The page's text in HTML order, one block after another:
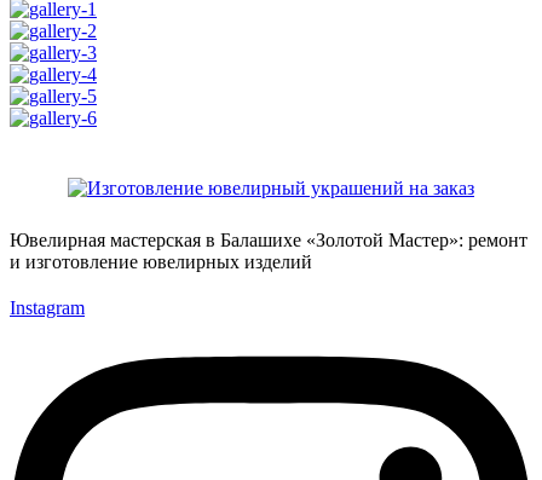
Ювелирная мастерская в Балашихе «Золотой Мастер»: ремонт
и изготовление ювелирных изделий
Instagram